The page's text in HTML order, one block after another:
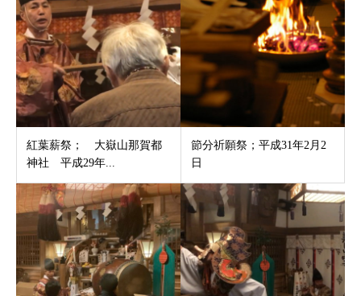
紅葉薪祭； 大嶽山那賀都
神社 平成29年...
節分祈願祭；平成31年2月2
日